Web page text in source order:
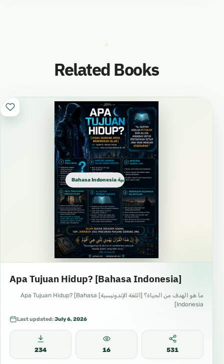
Related Books
Bahasa Indonesia الإندونيسية
Apa Tujuan Hidup? [Bahasa Indonesia]
ما هو الهدف من الحياة؟ [اللغة الإندونيسية] Apa Tujuan Hidup? [Bahasa
Indonesia]
Last updated:July 6, 2026
234 16 531